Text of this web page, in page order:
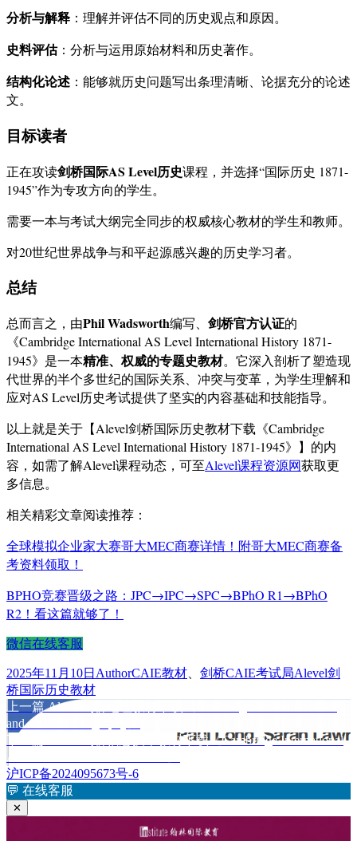
分析与解释 ：理解并评估不同的历史观点和原因。
史料评估：分析与运用原始材料和历史著作。
结构化论述 ：能够就历史问题写出条理清晰、论据充分的论述
文。
目标读者
正在攻读剑桥国际AS Level历史课程，并选择“国际历史 1871-
1945”作为专攻方向的学生。
需要一本与考试大纲完全同步的权威核心教材的学生和教师。
对20世纪世界战争与和平起源感兴趣的历史学习者。
总结
总而言之，由Phil Wadsworth编写、 剑桥官方认证的
《Cambridge International AS Level International History 1871-
1945》是一本精准、权威的专题史教材。它深入剖析了塑造现
代世界的半个多世纪的国际关系、冲突与变革，为学生理解和
应对AS Level历史考试提供了坚实的内容基础和技能指导。
以上就是关于【Alevel剑桥国际历史教材下载《Cambridge
International AS Level International History 1871-1945》】的内
容，如需了解Alevel课程动态，可至Alevel课程资源网获取更
多信息。
相关精彩文章阅读推荐：
全球模拟企业家大赛哥大MEC商赛详情！附哥大MEC商赛备
考资料领取！
BPHO竞赛晋级之路：JPC→IPC→SPC→BPhO R1→BPhO
R2！看这篇就够了！
微信在线客服
发
布
于
2025年11月10日 作
者
Author分
CAIE教材 剑桥CAIE考试局标
Alevel剑
桥国际历史教材
文
章
导
航
上一篇上
Alevel剑桥地理教材下载《Cambridge International AS
and A Level Geography》
下一篇
文
章：
Alevel剑桥信息技术教材下载《Cambridge International
AS and A Level IT Coursebook》
沪ICP备2024095673号-6
💬 在线客服
✕